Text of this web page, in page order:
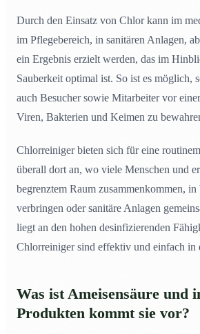
Durch den Einsatz von Chlor kann im
im Pflegebereich, in sanitären Anlagen,
ein Ergebnis erzielt werden, das im
Sauberkeit optimal ist. So ist es möglich,
auch Besucher sowie Mitarbeiter vor
Viren, Bakterien und Keimen zu
Chlorreiniger bieten sich für eine
überall dort an, wo viele Menschen und
begrenztem Raum zusammenkommen,
verbringen oder sanitäre Anlagen
liegt an den hohen desinfizierenden
Chlorreiniger sind effektiv und einfach in
Was ist Ameisensäure und
Produkten kommt sie vor?